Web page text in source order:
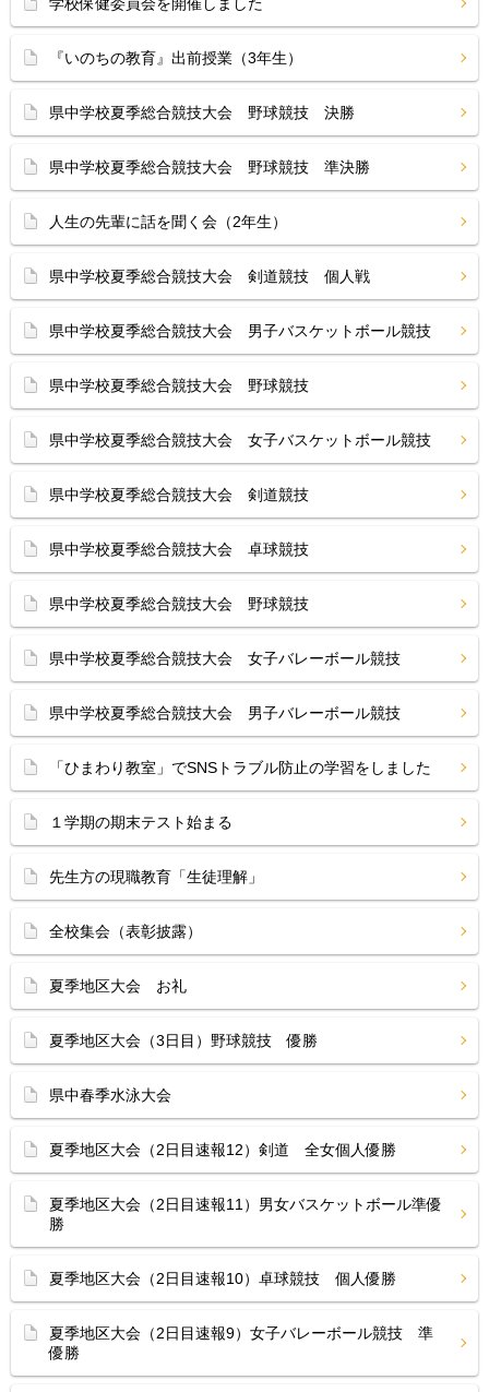
『いのちの教育』出前授業（3年生）
県中学校夏季総合競技大会 野球競技 決勝
県中学校夏季総合競技大会 野球競技 準決勝
人生の先輩に話を聞く会（2年生）
県中学校夏季総合競技大会 剣道競技 個人戦
県中学校夏季総合競技大会 男子バスケットボール競技
県中学校夏季総合競技大会 野球競技
県中学校夏季総合競技大会 女子バスケットボール競技
県中学校夏季総合競技大会 剣道競技
県中学校夏季総合競技大会 卓球競技
県中学校夏季総合競技大会 野球競技
県中学校夏季総合競技大会 女子バレーボール競技
県中学校夏季総合競技大会 男子バレーボール競技
「ひまわり教室」でSNSトラブル防止の学習をしました
１学期の期末テスト始まる
先生方の現職教育「生徒理解」
全校集会（表彰披露）
夏季地区大会 お礼
夏季地区大会（3日目）野球競技 優勝
県中春季水泳大会
夏季地区大会（2日目速報12）剣道 全女個人優勝
夏季地区大会（2日目速報11）男女バスケットボール準優
勝
夏季地区大会（2日目速報10）卓球競技 個人優勝
夏季地区大会（2日目速報9）女子バレーボール競技 準
優勝